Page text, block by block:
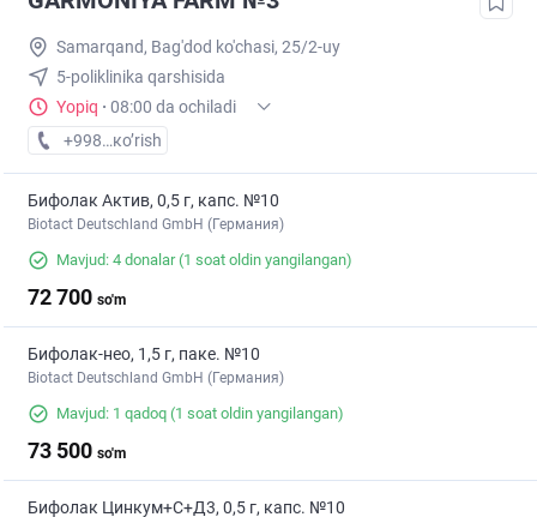
Samarqand, Bag'dod ko'chasi, 25/2-uy
5-poliklinika qarshisida
Yopiq · 08:00 da ochiladi
+998 (95) XXX-XX-XX
кo’rish
Бифолак Актив, 0,5 г, капс. №10
Biotact Deutschland GmbH (Германия)
Mavjud: 4 donalar(1 soat oldin yangilangan)
72 700 so'm
Бифолак-нео, 1,5 г, паке. №10
Biotact Deutschland GmbH (Германия)
Mavjud: 1 qadoq (1 soat oldin yangilangan)
73 500 so'm
Бифолак Цинкум+С+Д3, 0,5 г, капс. №10